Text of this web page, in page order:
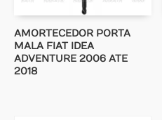
AMORTECEDOR PORTA
MALA FIAT IDEA
ADVENTURE 2006 ATE
2018